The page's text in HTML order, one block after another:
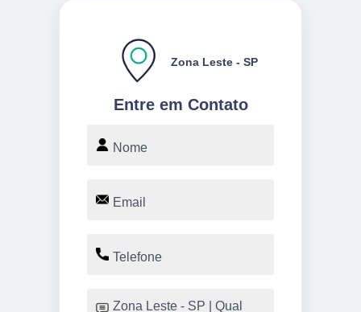
Entre em Contato
Zona Leste - SP